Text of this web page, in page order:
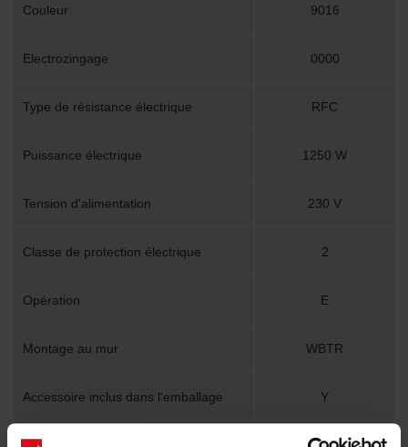
Couleur 9016
Electrozingage 0000
Type de résistance électrique RFC
Puissance électrique 1250 W
Tension d'alimentation 230 V
Classe de protection électrique 2
Opération E
Montage au mur WBTR
Accessoire inclus dans l'emballage Y